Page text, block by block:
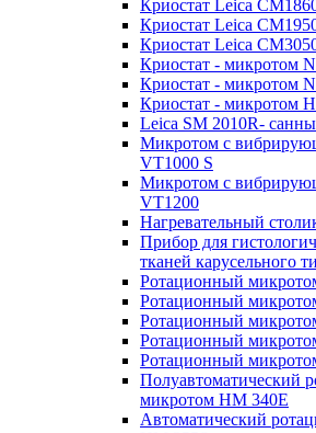
Криостат Leica
Криостат Leica
Криостат Leica
Криостат - микротом
Криостат - микротом
Криостат - микротом
Leica SM 2010R-
Микротом с
VT1000 S
Микротом с
VT1200
Нагревательный
Прибор для
тканей карусельного
Ротационный
Ротационный
Ротационный
Ротационный
Ротационный
Полуавтоматический
микротом HM 340E
Автоматический